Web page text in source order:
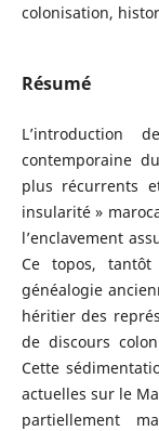
colonisation,
Résumé
L’introduction
contemporaine
plus récurrents
insularité »
l’enclavement
Ce topos,
généalogie
héritier des
de discours
Cette
actuelles sur le
partiellement